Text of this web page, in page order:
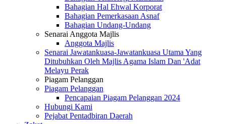
Bahagian Hal Ehwal Korporat
Bahagian Pemerkasaan Asnaf
Bahagian Undang-Undang
Senarai Anggota Majlis
Anggota Majlis
Senarai Jawatankuasa-Jawatankuasa Utama Yang
Ditubuhkan Oleh Majlis Agama Islam Dan 'Adat
Melayu Perak
Piagam Pelanggan
Piagam Pelanggan
Pencapaian Piagam Pelanggan 2024
Hubungi Kami
Pejabat Pentadbiran Daerah